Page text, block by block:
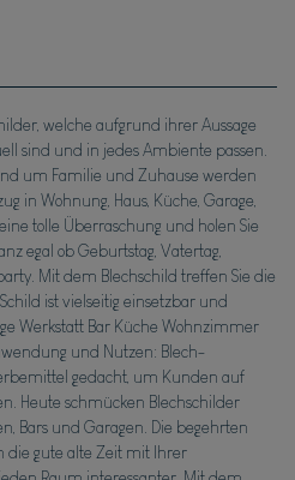
welche aufgrund ihrer Aussage
sind und in jedes Ambiente passen.
um Familie und Zuhause werden
in Wohnung, Haus, Küche, Garage,
tolle Überraschung und holen Sie
egal ob Geburtstag, Vatertag,
Mit dem Blechschild treffen Sie die
ist vielseitig einsetzbar und
Werkstatt Bar Küche Wohnzimmer
und Nutzen: Blech-
gedacht, um Kunden auf
Heute schmücken Blechschilder
Bars und Garagen. Die begehrten
die gute alte Zeit mit Ihrer